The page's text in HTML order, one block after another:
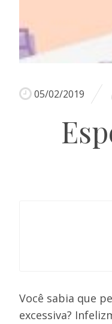
05/02/2019
Você sabia que
excessiva?